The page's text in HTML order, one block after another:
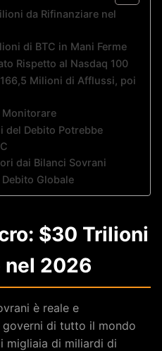
da Rifinanziare nel
di BTC in Mani Ferme
Rispetto al Nasdaq 100
Milioni di Afflussi, poi
Monitorare
del Debito Potrebbe
dai Bilanci Sovrani
Globale
$30 Trilioni
nel 2026
è reale e
governi di tutto il mondo
migliaia di miliardi di